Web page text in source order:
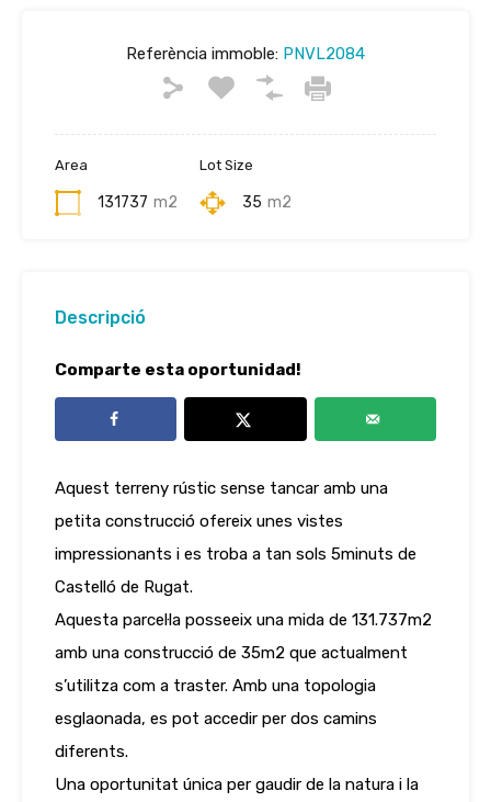
Referència immoble: PNVL2084
Area
131737 m2
Lot Size
35 m2
Descripció
Comparte esta oportunidad!
Aquest terreny rústic sense tancar amb una
petita construcció ofereix unes vistes
impressionants i es troba a tan sols 5minuts de
Castelló de Rugat.
Aquesta parcel·la posseeix una mida de 131.737m2
amb una construcció de 35m2 que actualment
s’utilitza com a traster. Amb una topologia
esglaonada, es pot accedir per dos camins
diferents.
Una oportunitat única per gaudir de la natura i la